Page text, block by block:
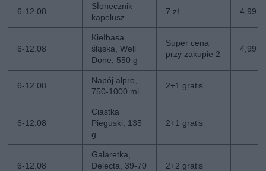
6-12.08
Słonecznik
kapelusz
7 zł 4,99
6-12.08
Kiełbasa
śląska, Well
Done, 550 g
Super cena
przy zakupie 2
4,99
6-12.08
Napój alpro,
750-1000 ml
2+1 gratis
6-12.08
Ciastka
Pieguski, 135
g
2+1 gratis
6-12.08
Galaretka,
Delecta, 39-70
2+2 gratis